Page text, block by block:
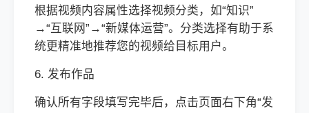
根据视频内容属性选择视频分类，如“知识”
→“互联网”→“新媒体运营”。分类选择有助于系
统更精准地推荐您的视频给目标用户。
6. 发布作品
确认所有字段填写完毕后，点击页面右下角“发